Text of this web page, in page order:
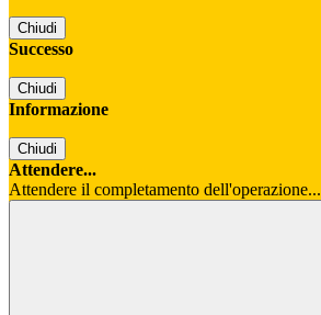
Chiudi
Successo
Chiudi
Informazione
Chiudi
Attendere...
Attendere il completamento dell'operazione...